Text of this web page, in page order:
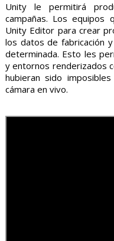
Unity le permitirá
campañas. Los equipos
Unity Editor para crear
los datos de fabricación
determinada. Esto les
y entornos renderizados
hubieran sido
cámara en vivo.